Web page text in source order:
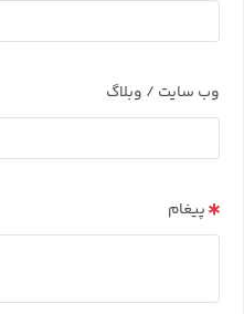
وب سایت / وبلاگ
پیغام